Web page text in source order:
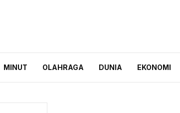
MINUT OLAHRAGA DUNIA EKONOMI